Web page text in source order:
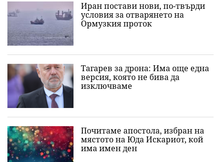
Иран постави нови, по-твърди
условия за отварянето на
Ормузкия проток
Тагарев за дрона: Има още една
версия, която не бива да
изключваме
Почитаме апостола, избран на
мястото на Юда Искариот, кой
има имен ден